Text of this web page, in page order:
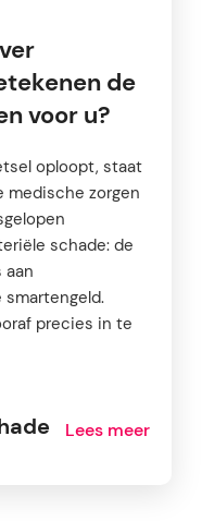
de
voor u?
oploopt, staat
medische zorgen
schade: de
aan
smartengeld.
precies in te
Lees meer